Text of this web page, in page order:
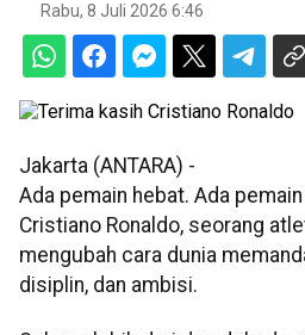
Rabu, 8 Juli 2026 6:46
Jakarta (ANTARA) -
Ada pemain hebat. Ada
Cristiano Ronaldo, seorang
mengubah cara dunia
disiplin, dan ambisi.